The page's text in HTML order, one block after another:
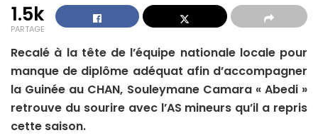
1.5k
PARTAGE
Recalé à la tête de l’équipe nationale locale pour
manque de diplôme adéquat afin d’accompagner
la Guinée au CHAN, Souleymane Camara « Abedi »
retrouve du sourire avec l’AS mineurs qu’il a repris
cette saison.